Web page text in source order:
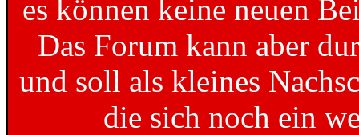
es können keine neuen
Das Forum kann aber
und soll als kleines
die sich noch ein